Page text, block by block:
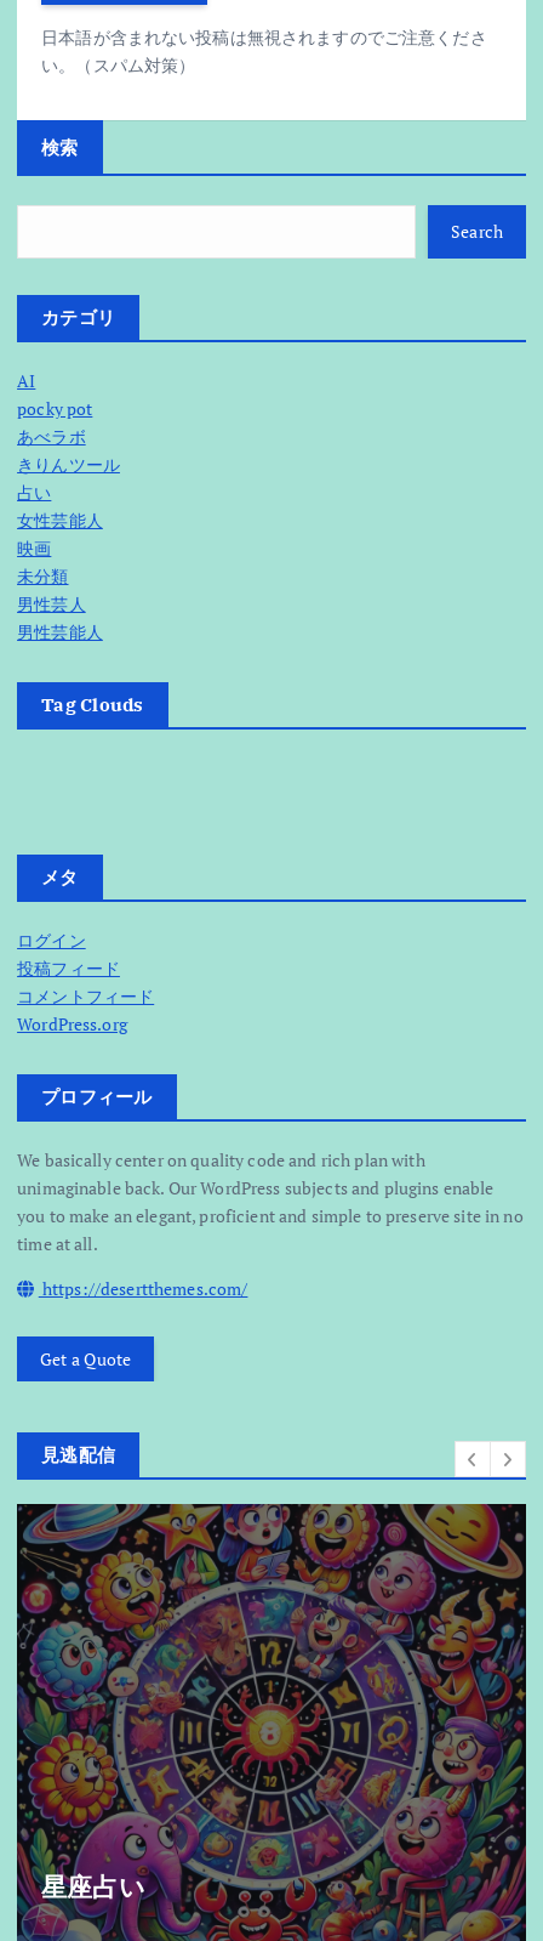
日本語が含まれない投稿は無視されますのでご注意くださ
い。（スパム対策）
検索
Search
カテゴリ
AI
pocky pot
あべラボ
きりんツール
占い
女性芸能人
映画
未分類
男性芸人
男性芸能人
Tag Clouds
メタ
ログイン
投稿フィード
コメントフィード
WordPress.org
プロフィール
We basically center on quality code and rich plan with
unimaginable back. Our WordPress subjects and plugins enable
you to make an elegant, proficient and simple to preserve site in no
time at all.
https://desertthemes.com/
Get a Quote
見逃配信
星座占い